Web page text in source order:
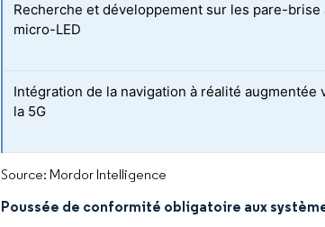
Recherche et développement sur les pare-brise
micro-LED
Intégration de la navigation à réalité augmentée
la 5G
Source: Mordor Intelligence
Poussée de conformité obligatoire aux